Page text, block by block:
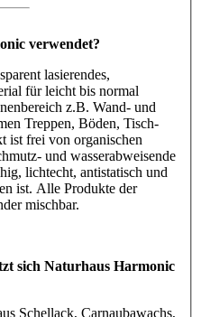
verwendet?
lasierendes,
für leicht bis normal
z.B. Wand- und
Treppen, Böden, Tisch-
ist frei von organischen
und wasserabweisende
lichtecht, antistatisch und
ist. Alle Produkte der
mischbar.
sich Naturhaus Harmonic
Schellack, Carnaubawachs,